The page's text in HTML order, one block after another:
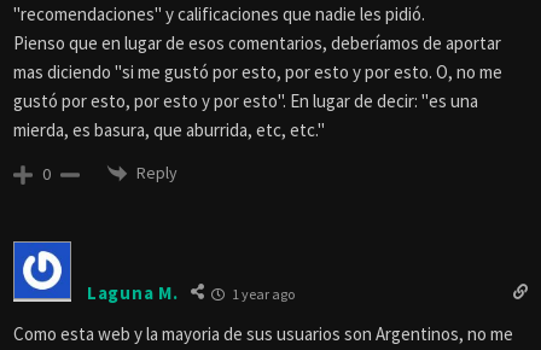
"recomendaciones" y calificaciones que nadie les pidió.
Pienso que en lugar de esos comentarios, deberíamos de aportar
mas diciendo "si me gustó por esto, por esto y por esto. O, no me
gustó por esto, por esto y por esto". En lugar de decir: "es una
mierda, es basura, que aburrida, etc, etc."
0 Reply
Laguna M. 1 year ago
Como esta web y la mayoria de sus usuarios son Argentinos, no me